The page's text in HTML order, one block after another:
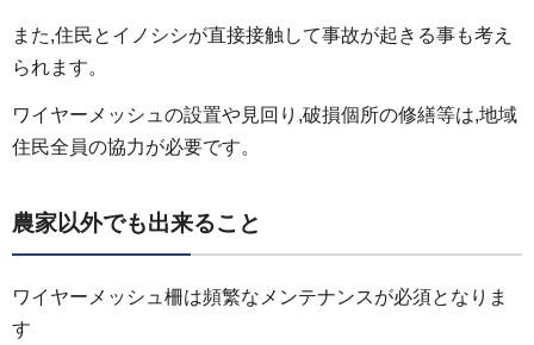
また,住民とイノシシが直接接触して事故が起きる事も考え
られます。
ワイヤーメッシュの設置や見回り,破損個所の修繕等は,地域
住民全員の協力が必要です。
農家以外でも出来ること
ワイヤーメッシュ柵は頻繁なメンテナンスが必須となりま
す